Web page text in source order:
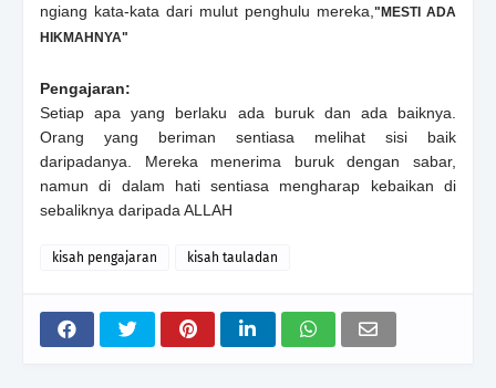
ngiang kata-kata dari mulut penghulu mereka, "MESTI ADA
HIKMAHNYA"
Pengajaran:
Setiap apa yang berlaku ada buruk dan ada baiknya.
Orang yang beriman sentiasa melihat sisi baik
daripadanya. Mereka menerima buruk dengan sabar,
namun di dalam hati sentiasa mengharap kebaikan di
sebaliknya daripada ALLAH
kisah pengajaran kisah tauladan